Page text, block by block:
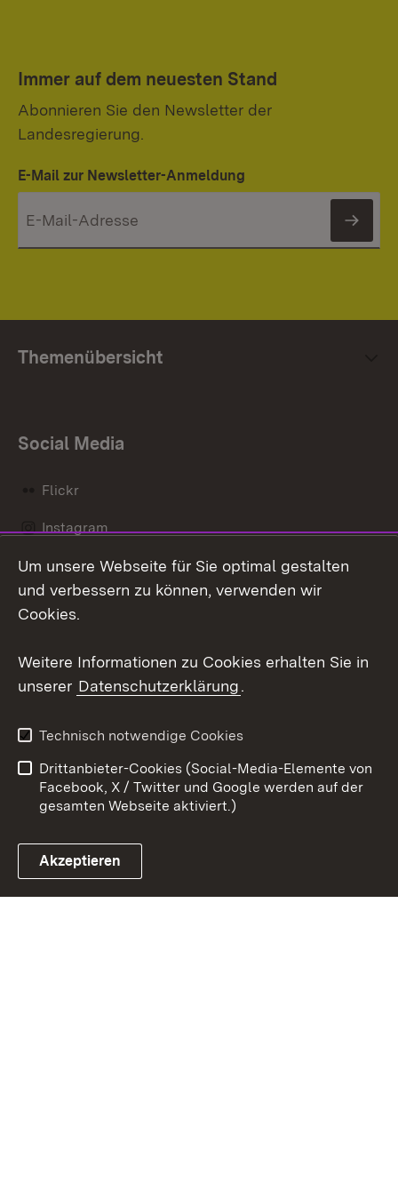
Immer auf dem neuesten Stand
Abonnieren Sie den Newsletter der
Landesregierung.
E-Mail zur Newsletter-Anmeldung
Themenübersicht
Social Media
Flickr
Instagram
Social Wall
Link zum Landesportal
Barrierefreiheit
Benutzungshinweise
Impressum
Cookies
Um unsere Webseite für Sie optimal gestalten
und verbessern zu können, verwenden wir
Cookies.
Weitere Informationen zu Cookies erhalten Sie in
unserer Datenschutzerklärung.
Technisch notwendige Cookies
Drittanbieter-Cookies (Social-Media-Elemente von
Facebook, X / Twitter und Google werden auf der
gesamten Webseite aktiviert.)
Akzeptieren